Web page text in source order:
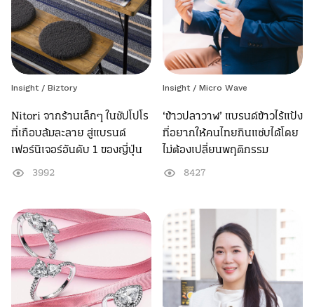
Insight / Biztory
Nitori จากร้านเล็กๆ ในซัปโปโร
ที่เกือบล้มละลาย สู่แบรนด์
เฟอร์นิเจอร์อันดับ 1 ของญี่ปุ่น
3992
Insight / Micro Wave
‘ข้าวปลาวาฬ’ แบรนด์ข้าวไร้แป้ง
ที่อยากให้คนไทยกินแซ่บได้โดย
ไม่ต้องเปลี่ยนพฤติกรรม
8427